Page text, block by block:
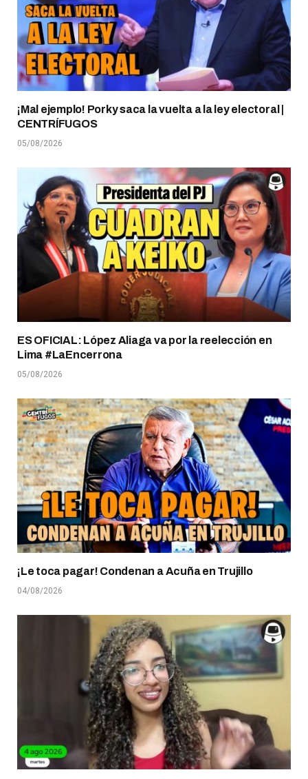
¡Mal ejemplo! Porky saca la vuelta a la ley electoral |
CENTRÍFUGOS
05/08/2026
ES OFICIAL: López Aliaga va por la reelección en
Lima #LaEncerrona
05/08/2026
¡Le toca pagar! Condenan a Acuña en Trujillo
04/08/2026